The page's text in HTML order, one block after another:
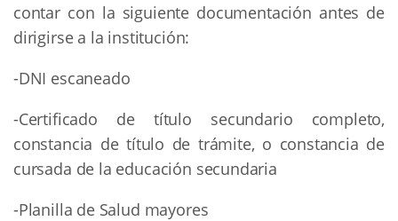
contar con la siguiente documentación antes de
dirigirse a la institución:
-DNI escaneado
-Certificado de título secundario completo,
constancia de título de trámite, o constancia de
cursada de la educación secundaria
-Planilla de Salud mayores